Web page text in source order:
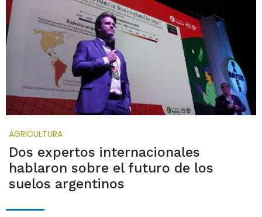
AGRICULTURA
Dos expertos internacionales
hablaron sobre el futuro de los
suelos argentinos